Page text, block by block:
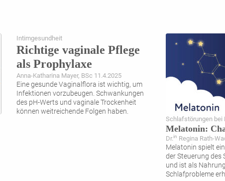
Intimgesundheit
Richtige vaginale Pflege
als Prophylaxe
Anna-Katharina Mayer, BSc 11.4.2025
Eine gesunde Vaginalflora ist wichtig, um
Infektionen vorzubeugen. Schwankungen
des pH-Werts und vaginale Trockenheit
können weitreichende Folgen haben.
Schlafstörungen bei
Melatonin:
Dr.in Regina Rath-
Melatonin spielt
der Steuerung
und ist als
Schlafprobleme